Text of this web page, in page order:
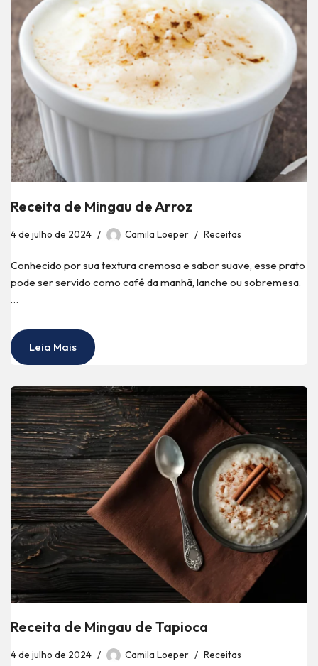
Receita de Mingau de Arroz
4 de julho de 2024 Camila Loeper Receitas
Conhecido por sua textura cremosa e sabor suave, esse prato
pode ser servido como café da manhã, lanche ou sobremesa.
…
Leia Mais
Receita de Mingau de Tapioca
4 de julho de 2024 Camila Loeper Receitas